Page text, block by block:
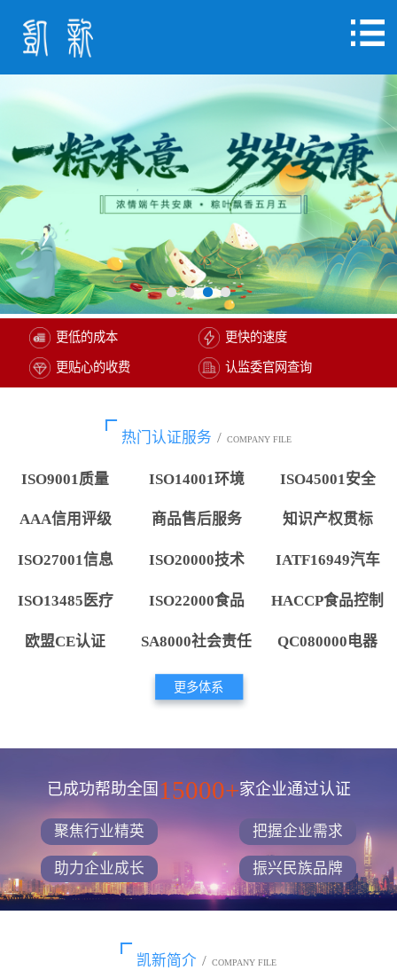
更低的成本 更快的速度
更贴心的收费 认监委官网查询
热门认证服务 / COMPANY FILE
ISO9001质量 ISO14001环境 ISO45001安全
AAA信用评级 商品售后服务 知识产权贯标
ISO27001信息 ISO20000技术 IATF16949汽车
ISO13485医疗 ISO22000食品 HACCP食品控制
欧盟CE认证 SA8000社会责任 QC080000电器
更多体系
已成功帮助全国 15000+家企业通过认证
聚焦行业精英 把握企业需求
助力企业成长 振兴民族品牌
凯新简介 / COMPANY FILE